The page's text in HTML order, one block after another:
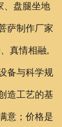
、盘腿坐地
萨制作厂家
真情相融,
备与科学规
造工艺的基
意；价格是